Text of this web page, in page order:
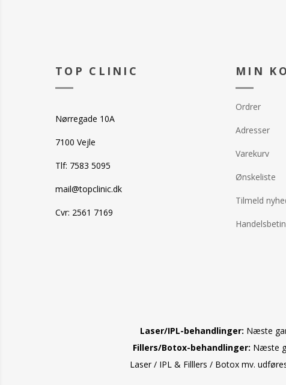
TOP CLINIC
Nørregade 10A
7100 Vejle
Tlf: 7583 5095
mail@topclinic.dk
Cvr: 2561 7169
MIN
Ordrer
Adresser
Varekurv
Ønskeliste
Tilmeld
Laser/IPL-behandlinger: Næste
Fillers/Botox-behandlinger: Næste
Laser / IPL & Filllers / Botox mv.